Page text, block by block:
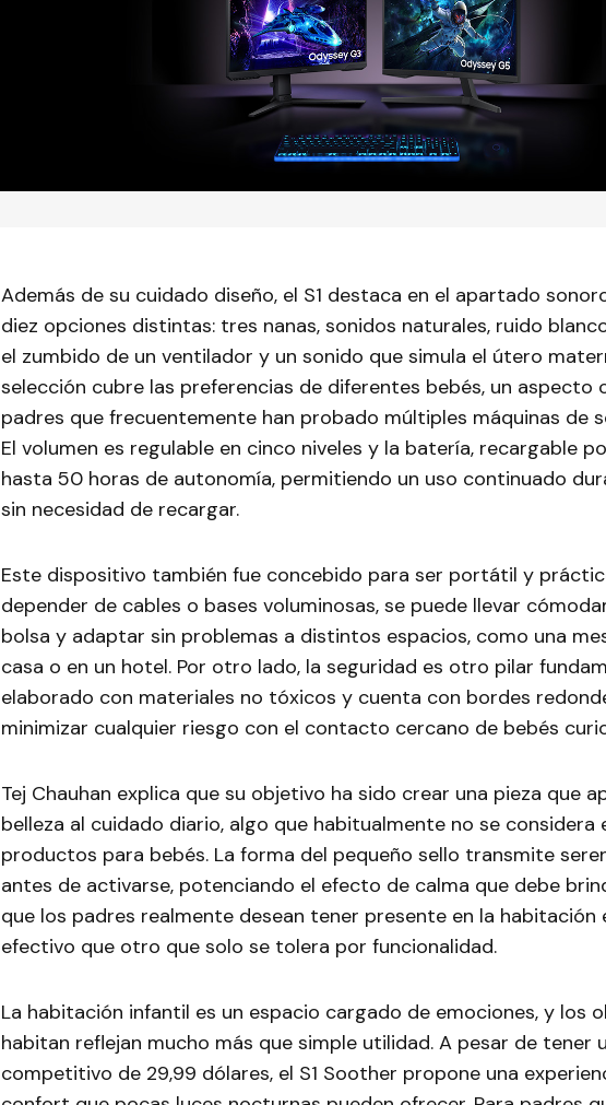
Además de su cuidado diseño, el S1 destaca en el apartado
diez opciones distintas: tres nanas, sonidos naturales, ruido
el zumbido de un ventilador y un sonido que simula el útero
selección cubre las preferencias de diferentes bebés, un aspecto
padres que frecuentemente han probado múltiples máquinas de
El volumen es regulable en cinco niveles y la batería, recargable
hasta 50 horas de autonomía, permitiendo un uso continuado
sin necesidad de recargar.
Este dispositivo también fue concebido para ser portátil y
depender de cables o bases voluminosas, se puede llevar
bolsa y adaptar sin problemas a distintos espacios, como una
casa o en un hotel. Por otro lado, la seguridad es otro pilar
elaborado con materiales no tóxicos y cuenta con bordes
minimizar cualquier riesgo con el contacto cercano de bebés
Tej Chauhan explica que su objetivo ha sido crear una pieza que
belleza al cuidado diario, algo que habitualmente no se considera
productos para bebés. La forma del pequeño sello transmite
antes de activarse, potenciando el efecto de calma que debe
que los padres realmente desean tener presente en la habitación
efectivo que otro que solo se tolera por funcionalidad.
La habitación infantil es un espacio cargado de emociones, y los
habitan reflejan mucho más que simple utilidad. A pesar de tener
competitivo de 29,99 dólares, el S1 Soother propone una